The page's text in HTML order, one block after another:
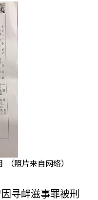
照片来自网络）
寻衅滋事罪被刑